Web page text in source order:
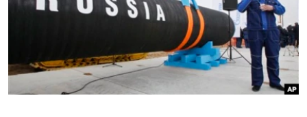
СОЦИАЛЬНЫЕ СЕТИ